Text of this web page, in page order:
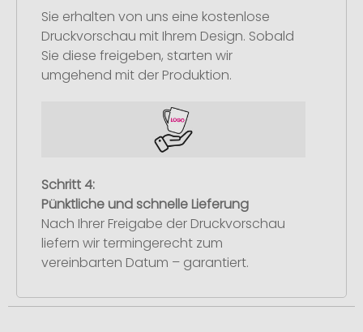
Sie erhalten von uns eine kostenlose
Druckvorschau mit Ihrem Design. Sobald
Sie diese freigeben, starten wir
umgehend mit der Produktion.
Schritt 4:
Pünktliche und schnelle Lieferung
Nach Ihrer Freigabe der Druckvorschau
liefern wir termingerecht zum
vereinbarten Datum – garantiert.